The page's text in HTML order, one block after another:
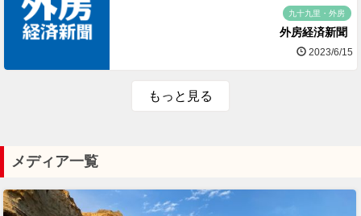
九十九里・外房
外房経済新聞
2023/6/15
もっと見る
メディア一覧